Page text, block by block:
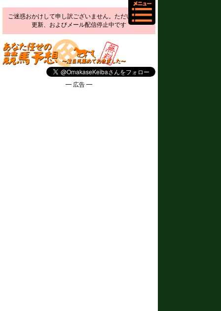
ご迷惑おかけして申し訳ございません。ただいま予想
更新、およびメール配信停止中です
━ 広告 ━